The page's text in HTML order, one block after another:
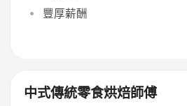
豐厚薪酬
中式傳統零食烘焙師傅